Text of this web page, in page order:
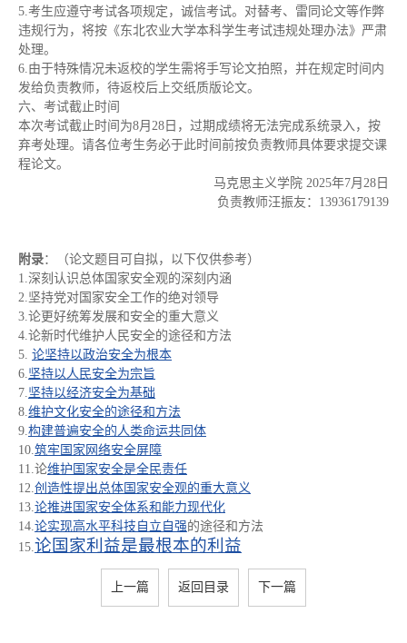
5.考生应遵守考试各项规定，诚信考试。对替考、雷同论文等作弊
违规行为，将按《东北农业大学本科学生考试违规处理办法》严肃
处理。
6.由于特殊情况未返校的学生需将手写论文拍照，并在规定时间内
发给负责教师，待返校后上交纸质版论文。
六、考试截止时间
本次考试截止时间为8月28日，过期成绩将无法完成系统录入，按
弃考处理。请各位考生务必于此时间前按负责教师具体要求提交课
程论文。
马克思主义学院 2025年7月28日
负责教师汪振友：13936179139
附录：（论文题目可自拟，以下仅供参考）
1.深刻认识总体国家安全观的深刻内涵
2.坚持党对国家安全工作的绝对领导
3.论更好统筹发展和安全的重大意义
4.论新时代维护人民安全的途径和方法
5. 论坚持以政治安全为根本
6.坚持以人民安全为宗旨
7.坚持以经济安全为基础
8.维护文化安全的途径和方法
9.构建普遍安全的人类命运共同体
10.筑牢国家网络安全屏障
11.论维护国家安全是全民责任
12.创造性提出总体国家安全观的重大意义
13.论推进国家安全体系和能力现代化
14.论实现高水平科技自立自强的途径和方法
15.论国家利益是最根本的利益
上一篇 返回目录 下一篇